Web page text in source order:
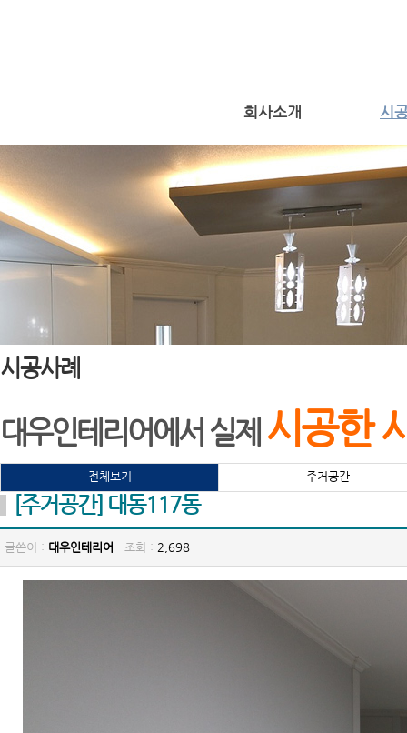
회사소개 시
시공사례
대우인테리어에서 실제 시공한
전체보기 주거공간
[주거공간] 대동117동
글쓴이 : 대우인테리어 조회 : 2,698